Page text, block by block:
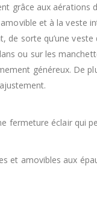
grâce aux aérations
et à la veste
sorte qu’une
ou sur les
généreux. De
fermeture éclair qui
et amovibles aux